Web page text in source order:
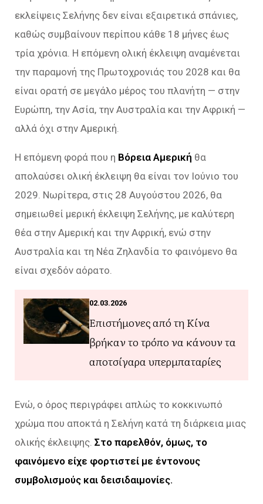
εκλείψεις Σελήνης δεν είναι εξαιρετικά σπάνιες,
καθώς συμβαίνουν περίπου κάθε 18 μήνες έως
τρία χρόνια. Η επόμενη ολική έκλειψη αναμένεται
την παραμονή της Πρωτοχρονιάς του 2028 και θα
είναι ορατή σε μεγάλο μέρος του πλανήτη — στην
Ευρώπη, την Ασία, την Αυστραλία και την Αφρική —
αλλά όχι στην Αμερική.
Η επόμενη φορά που η Βόρεια Αμερική θα
απολαύσει ολική έκλειψη θα είναι τον Ιούνιο του
2029. Νωρίτερα, στις 28 Αυγούστου 2026, θα
σημειωθεί μερική έκλειψη Σελήνης, με καλύτερη
θέα στην Αμερική και την Αφρική, ενώ στην
Αυστραλία και τη Νέα Ζηλανδία το φαινόμενο θα
είναι σχεδόν αόρατο.
02.03.2026
Επιστήμονες από τη Κίνα
βρήκαν το τρόπο να κάνουν τα
αποτσίγαρα υπερμπαταρίες
Ενώ, ο όρος περιγράφει απλώς το κοκκινωπό
χρώμα που αποκτά η Σελήνη κατά τη διάρκεια μιας
ολικής έκλειψης. Στο παρελθόν, όμως, το
φαινόμενο είχε φορτιστεί με έντονους
συμβολισμούς και δεισιδαιμονίες.